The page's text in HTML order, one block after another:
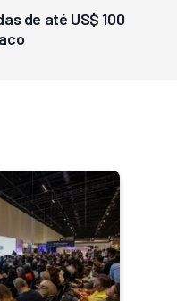
de até US$ 100